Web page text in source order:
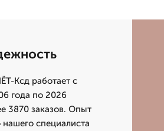
Ксд работает с
года по 2026
3870 заказов. Опыт
специалиста